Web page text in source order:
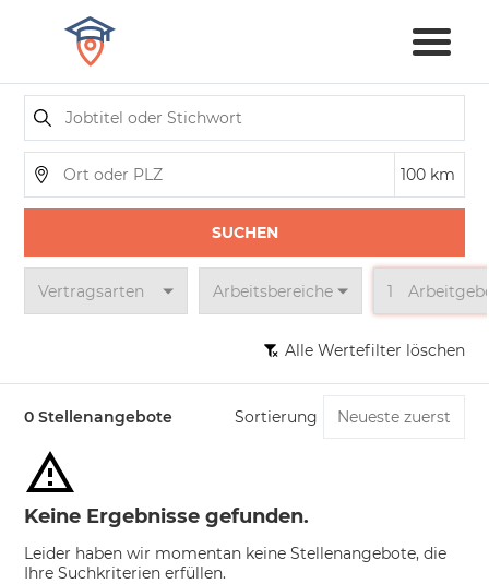
SUCHEN
Vertragsarten Arbeitsbereiche 1
Alle Wertefilter löschen
0 Stellenangebote Sortierung
Keine Ergebnisse gefunden.
Leider haben wir momentan keine Stellenangebote, die
Ihre Suchkriterien erfüllen.